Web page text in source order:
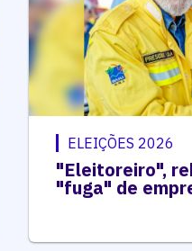
ELEIÇÕES 2026
"Eleitoreiro",
"fuga" de